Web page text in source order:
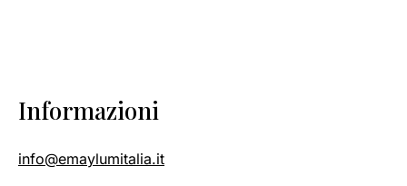
Informazioni
info@emaylumitalia.it